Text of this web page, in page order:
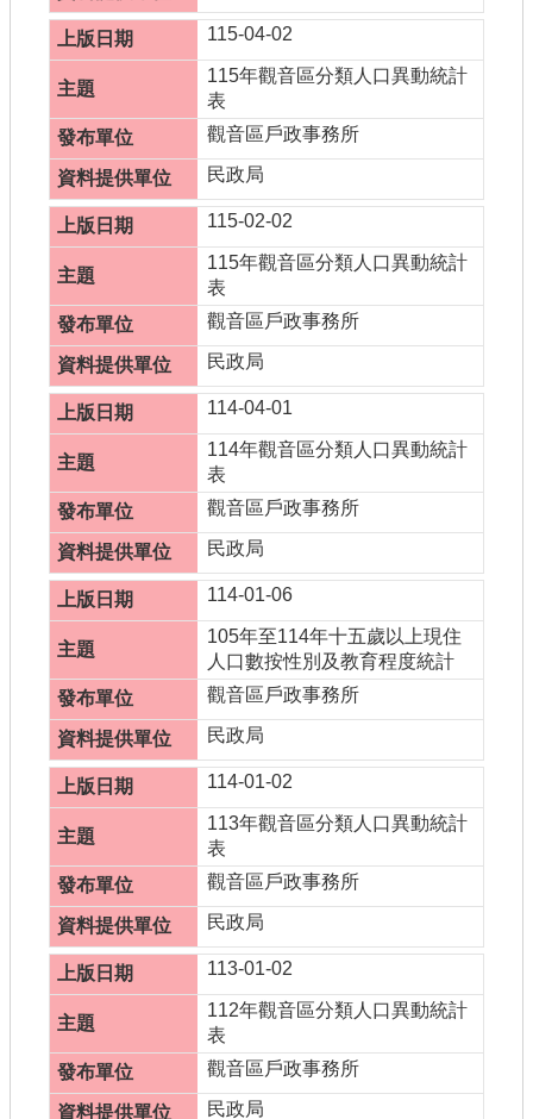
政府網站資料開放宣告115-04-02
115年觀音區分類人口異動統計
表
觀音區戶政事務所
民政局
115-02-02
115年觀音區分類人口異動統計
表
觀音區戶政事務所
民政局
114-04-01
114年觀音區分類人口異動統計
表
觀音區戶政事務所
民政局
114-01-06
105年至114年十五歲以上現住
人口數按性別及教育程度統計
觀音區戶政事務所
民政局
114-01-02
113年觀音區分類人口異動統計
表
觀音區戶政事務所
民政局
113-01-02
112年觀音區分類人口異動統計
表
觀音區戶政事務所
民政局